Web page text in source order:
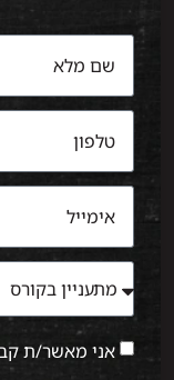
אני מאשר/ת